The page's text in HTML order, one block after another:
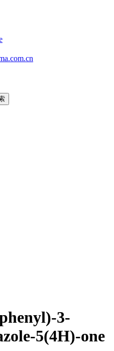
3-
5(4H)-one